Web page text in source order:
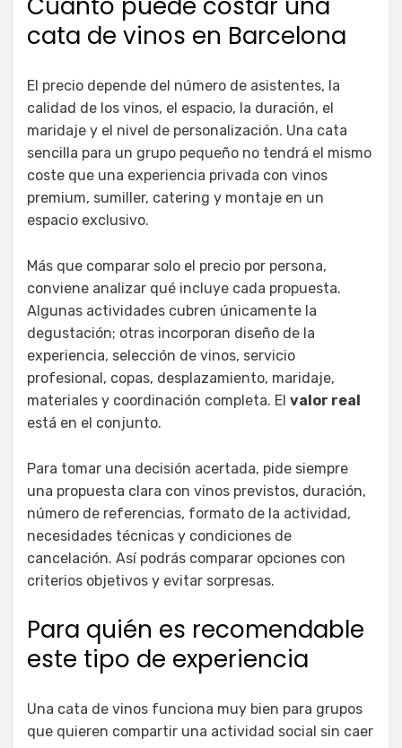
cata de vinos en Barcelona
El precio depende del número de asistentes, la
calidad de los vinos, el espacio, la duración, el
maridaje y el nivel de personalización. Una cata
sencilla para un grupo pequeño no tendrá el mismo
coste que una experiencia privada con vinos
premium, sumiller, catering y montaje en un
espacio exclusivo.
Más que comparar solo el precio por persona,
conviene analizar qué incluye cada propuesta.
Algunas actividades cubren únicamente la
degustación; otras incorporan diseño de la
experiencia, selección de vinos, servicio
profesional, copas, desplazamiento, maridaje,
materiales y coordinación completa. El valor real
está en el conjunto.
Para tomar una decisión acertada, pide siempre
una propuesta clara con vinos previstos, duración,
número de referencias, formato de la actividad,
necesidades técnicas y condiciones de
cancelación. Así podrás comparar opciones con
criterios objetivos y evitar sorpresas.
Para quién es recomendable
este tipo de experiencia
Una cata de vinos funciona muy bien para grupos
que quieren compartir una actividad social sin caer